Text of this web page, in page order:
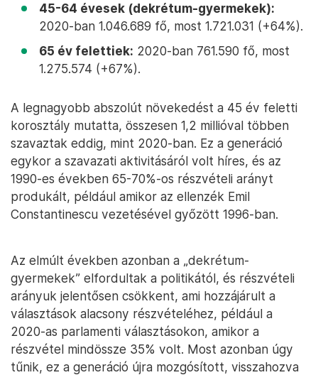
45-64 évesek (dekrétum-gyermekek):
2020-ban 1.046.689 fő, most 1.721.031 (+64%).
65 év felettiek: 2020-ban 761.590 fő, most
1.275.574 (+67%).
A legnagyobb abszolút növekedést a 45 év feletti
korosztály mutatta, összesen 1,2 millióval többen
szavaztak eddig, mint 2020-ban. Ez a generáció
egykor a szavazati aktivitásáról volt híres, és az
1990-es években 65-70%-os részvételi arányt
produkált, például amikor az ellenzék Emil
Constantinescu vezetésével győzött 1996-ban.
Az elmúlt években azonban a „dekrétum-
gyermekek” elfordultak a politikától, és részvételi
arányuk jelentősen csökkent, ami hozzájárult a
választások alacsony részvételéhez, például a
2020-as parlamenti választásokon, amikor a
részvétel mindössze 35% volt. Most azonban úgy
tűnik, ez a generáció újra mozgósított, visszahozva